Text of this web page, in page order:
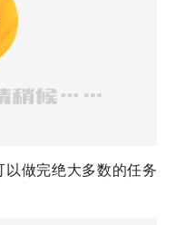
以做完绝大多数的任务